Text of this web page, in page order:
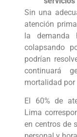
Sin una
atención
la demanda
colapsando
podrían
continuará
mortalidad
El 60% de
Lima
en centros de